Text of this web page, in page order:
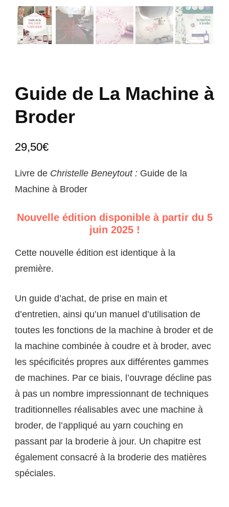
Guide de La Machine à
Broder
29,50€
Livre de Christelle Beneytout : Guide de la
Machine à Broder
Nouvelle édition disponible à partir du 5
juin 2025 !
Cette nouvelle édition est identique à la
première.
Un guide d’achat, de prise en main et
d’entretien, ainsi qu’un manuel d’utilisation de
toutes les fonctions de la machine à broder et de
la machine combinée à coudre et à broder, avec
les spécificités propres aux différentes gammes
de machines. Par ce biais, l’ouvrage décline pas
à pas un nombre impressionnant de techniques
traditionnelles réalisables avec une machine à
broder, de l’appliqué au yarn couching en
passant par la broderie à jour. Un chapitre est
également consacré à la broderie des matières
spéciales.